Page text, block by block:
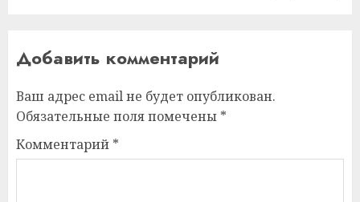
Добавить комментарий
Ваш адрес email не будет опубликован.
Обязательные поля помечены *
Комментарий *